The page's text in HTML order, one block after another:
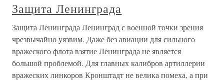
Защита Ленинграда
Защита Ленинграда Ленинград с военной точки зрения
чрезвычайно уязвим. Даже без авиации для сильного
вражеского флота взятие Ленинграда не является
большой проблемой. Для главных калибров артиллерии
вражеских линкоров Кронштадт не велика помеха, а при